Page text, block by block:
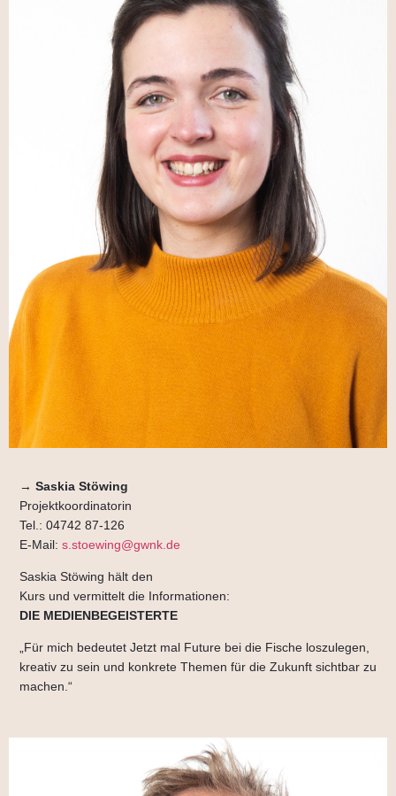
→ Saskia Stöwing
Projektkoordinatorin
Tel.: 04742 87-126
E-Mail: s.stoewing@gwnk.de
Saskia Stöwing hält den
Kurs und vermittelt die Informationen:
DIE MEDIENBEGEISTERTE
„Für mich bedeutet Jetzt mal Future bei die Fische loszulegen,
kreativ zu sein und konkrete Themen für die Zukunft sichtbar zu
machen.“